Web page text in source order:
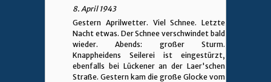
8. April 1943
Gestern Aprilwetter. Viel Schnee. Letzte
Nacht etwas. Der Schnee verschwindet bald
wieder. Abends: großer Sturm.
Knappheidens Seilerei ist eingestürzt,
ebenfalls bei Lückener an der Laer'schen
Straße. Gestern kam die große Glocke vom